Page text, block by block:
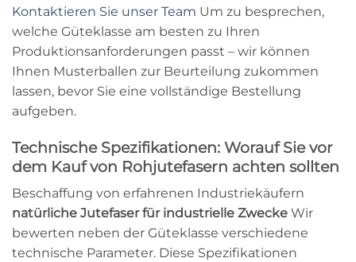
Kontaktieren Sie unser Team Um zu besprechen,
welche Güteklasse am besten zu Ihren
Produktionsanforderungen passt – wir können
Ihnen Musterballen zur Beurteilung zukommen
lassen, bevor Sie eine vollständige Bestellung
aufgeben.
Technische Spezifikationen: Worauf Sie vor
dem Kauf von Rohjutefasern achten sollten
Beschaffung von erfahrenen Industriekäufern
natürliche Jutefaser für industrielle Zwecke Wir
bewerten neben der Güteklasse verschiedene
technische Parameter. Diese Spezifikationen